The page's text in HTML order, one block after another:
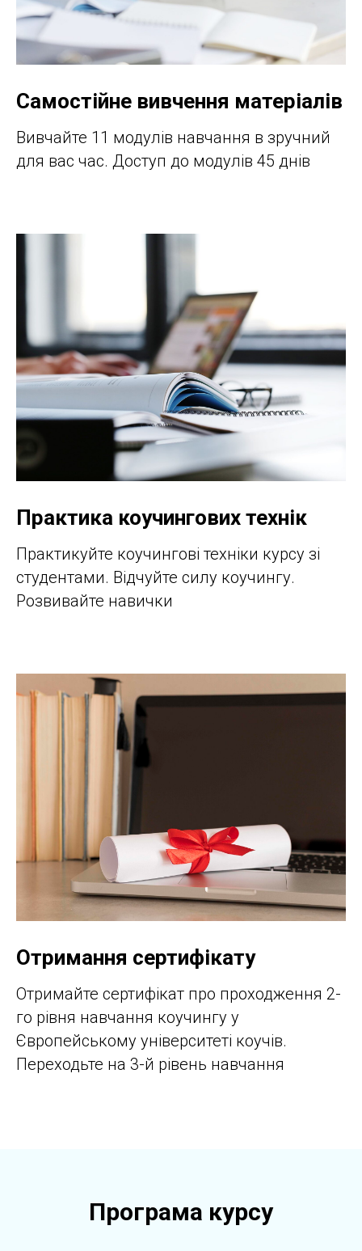
Самостійне вивчення матеріалів
Вивчайте 11 модулів навчання в зручний
для вас час. Доступ до модулів 45 днів
Практика коучингових технік
Практикуйте коучингові техніки курсу зі
студентами. Відчуйте силу коучингу.
Розвивайте навички
Отримання сертифікату
Отримайте сертифікат про проходження 2-
го рівня навчання коучингу у
Європейському університеті коучів.
Переходьте на 3-й рівень навчання
Програма курсу